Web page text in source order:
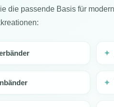
die passende Basis für
✦
✦